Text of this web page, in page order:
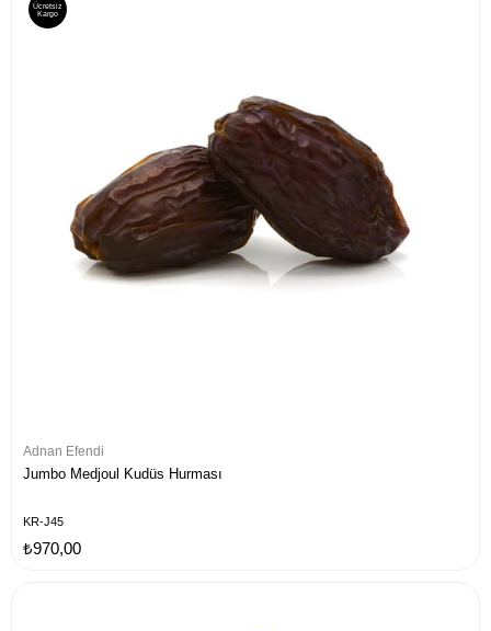
Adnan Efendi
Jumbo Medjoul Kudüs Hurması
KR-J45
₺970,00
Ücretsiz
Kargo